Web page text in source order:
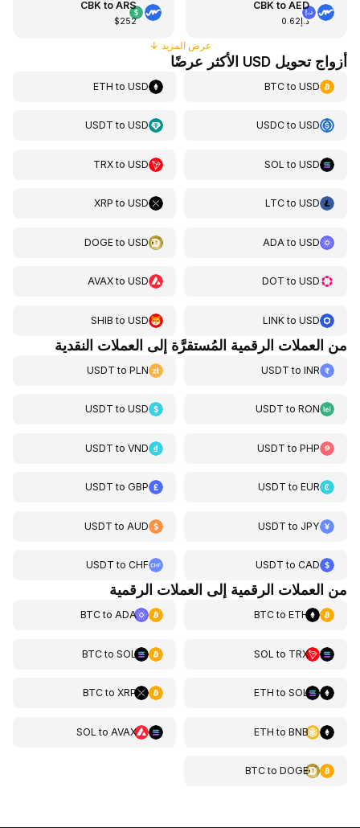
CBK toAED
د.إ0.62
CBK toARS
$252
عرض المزيد ↓
أزواج تحويل USD الأكثر عرضًا
BTCtoUSD
ETH toUSD
USDCtoUSD
USDT toUSD
SOL toUSD
TRXtoUSD
LTCtoUSD
XRP toUSD
ADA toUSD
DOGEtoUSD
DOT toUSD
AVAXtoUSD
LINKtoUSD
SHIB toUSD
من العملات الرقمية المُستقرَّة إلى العملات النقدية
USDT toINR
USDT toPLN
USDT toRON
USDT toUSD
USDT toPHP
USDT toVND
USDT toEUR
USDT toGBP
USDT toJPY
USDT to AUD
USDT toCAD
USDT toCHF
من العملات الرقمية إلى العملات الرقمية
BTCtoETH
BTCtoADA
SOL to TRX
BTCtoSOL
ETH toSOL
BTCtoXRP
ETH toBNB
SOL toAVAX
BTCtoDOGE